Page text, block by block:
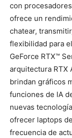
con
ofrece un
chatear,
flexibilidad para
GeForce RTX™
arquitectura RTX
brindan gráficos
funciones de IA
nuevas
ofrecer laptops
frecuencia de